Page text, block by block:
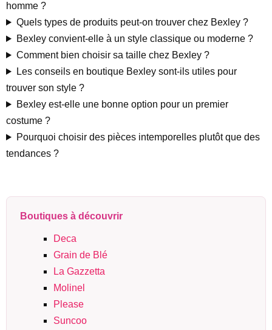
homme ?
Quels types de produits peut-on trouver chez Bexley ?
Bexley convient-elle à un style classique ou moderne ?
Comment bien choisir sa taille chez Bexley ?
Les conseils en boutique Bexley sont-ils utiles pour
trouver son style ?
Bexley est-elle une bonne option pour un premier
costume ?
Pourquoi choisir des pièces intemporelles plutôt que des
tendances ?
Boutiques à découvrir
Deca
Grain de Blé
La Gazzetta
Molinel
Please
Suncoo